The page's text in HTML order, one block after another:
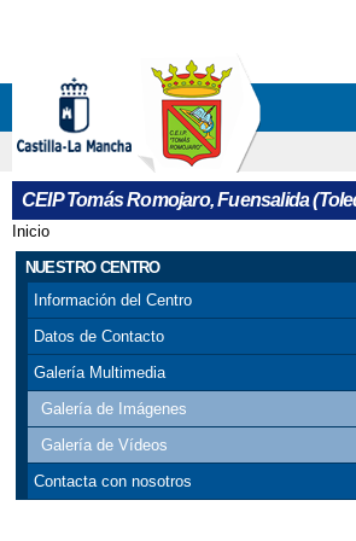
CEIP Tomás Romojaro, Fuensalida
Se encuentra usted
Inicio
NUESTRO CENTRO
Información del Centro
Datos de Contacto
Galería Multimedia
Galería de Imágenes
Galería de Vídeos
Contacta con nosotros